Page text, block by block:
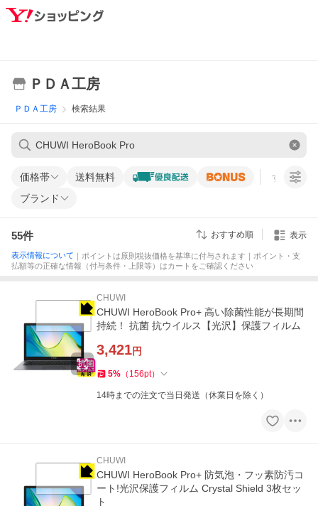
ＰＤＡ工房
ＰＤＡ工房 検索結果
価格帯 送料無料 すべての条
ブランド
55件 おすすめ順 表示
表示情報について ｜ポイントは原則税抜価格を基準に付与されます｜ポイント・支
払額等の正確な情報（付与条件・上限等）はカートをご確認ください
CHUWI
CHUWI HeroBook Pro+ 高い除菌性能が長期間
持続！ 抗菌 抗ウイルス【光沢】保護フィルム
3,421円
5% （ 156pt）
14時までの注文で当日発送（休業日を除く）
CHUWI
CHUWI HeroBook Pro+ 防気泡・フッ素防汚コ
ート!光沢保護フィルム Crystal Shield 3枚セッ
ト